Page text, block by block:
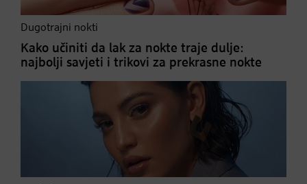
Dugotrajni nokti
Kako učiniti da lak za nokte traje dulje:
najbolji savjeti i trikovi za prekrasne nokte